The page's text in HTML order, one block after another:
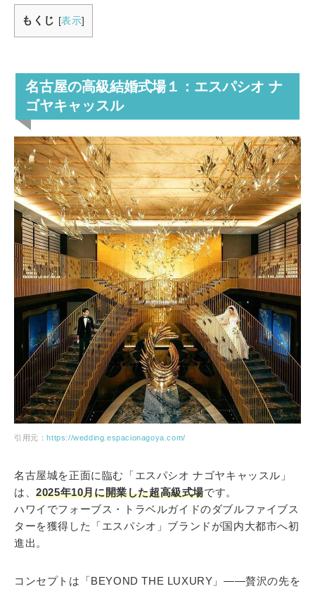
もくじ [表示]
名古屋の高級結婚式場１：エスパシオ ナ
ゴヤキャッスル
引用元：https://wedding.espacionagoya.com/
名古屋城を正面に臨む「エスパシオ ナゴヤキャッスル」
は、2025年10月に開業した超高級式場です。
ハワイでフォーブス・トラベルガイドのダブルファイブス
ターを獲得した「エスパシオ」ブランドが国内大都市へ初
進出。
コンセプトは「BEYOND THE LUXURY」——贅沢の先を